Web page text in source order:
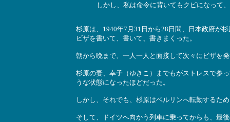
しかし、私は命令に背いてもクビになって
杉原は、1940年7月31日から28日間、日本政府が
ビザを書いて、書いて、書きまくった。
朝から晩まで、一人一人と面接して次々にビザを
杉原の妻、幸子（ゆきこ）までもがストレスで参
うな状態になったほどだった。
しかし、それでも、杉原はベルリンへ転勤するた
そして、ドイツへ向かう列車に乗ってからも、最